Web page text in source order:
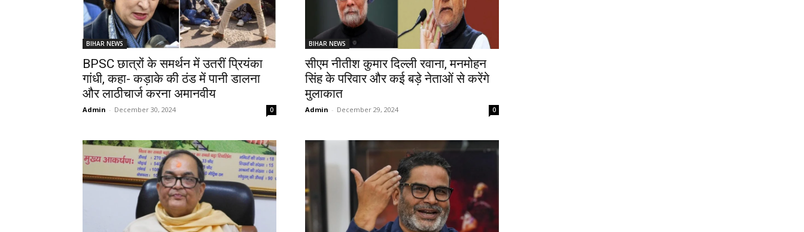
BIHAR NEWS
BPSC छात्रों के समर्थन में उतरीं प्रियंका
गांधी, कहा- कड़ाके की ठंड में पानी डालना
और लाठीचार्ज करना अमानवीय
Admin - December 30, 2024 0
BIHAR NEWS
सीएम नीतीश कुमार दिल्ली रवाना, मनमोहन
सिंह के परिवार और कई बड़े नेताओं से करेंगे
मुलाकात
Admin - December 29, 2024 0